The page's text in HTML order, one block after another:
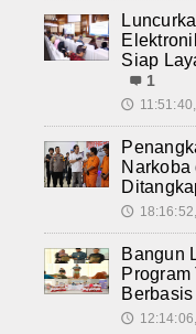
Siap
1
🕔
Narkoba
🕔
Bangun
Program
🕔